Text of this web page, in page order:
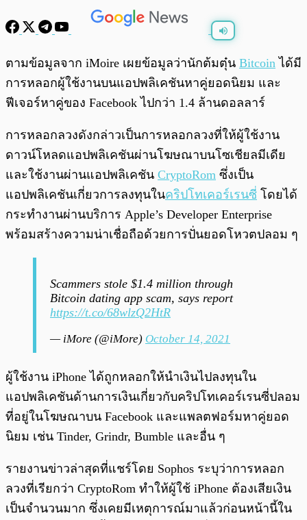
ตามข้อมูลจาก iMoire เผยข้อมูลว่านักต้มตุ๋น Bitcoin ได้มี
การหลอกผู้ใช้งานบนแอปพลิเคชันหาคู่ยอดนิยม และ
ฟีเจอร์หาคู่ของ Facebook ไปกว่า 1.4 ล้านดอลลาร์
การหลอกลวงดังกล่าวเป็นการหลอกลวงที่ให้ผู้ใช้งาน
ดาวน์โหลดแอปพลิเคชันผ่านโฆษณาบนโซเชียลมีเดีย
และใช้งานผ่านแอปพลิเคชัน CryptoRom ซึ่งเป็น
แอปพลิเคชันเกี่ยวการลงทุนในคริปโทเคอร์เรนซี่ โดยได้
กระทำงานผ่านบริการ Apple’s Developer Enterprise
พร้อมสร้างความน่าเชื่อถือด้วยการปั่นยอดโหวตปลอม ๆ
Scammers stole $1.4 million through
Bitcoin dating app scam, says report
https://t.co/68wlzQ2HtR
— iMore (@iMore) October 14, 2021
ผู้ใช้งาน iPhone ได้ถูกหลอกให้นำเงินไปลงทุนใน
แอปพลิเคชันด้านการเงินเกี่ยวกับคริปโทเคอร์เรนซี่ปลอม
ที่อยู่ในโฆษณาบน Facebook และแพลตฟอร์มหาคู่ยอด
นิยม เช่น Tinder, Grindr, Bumble และอื่น ๆ
รายงานข่าวล่าสุดที่แชร์โดย Sophos ระบุว่าการหลอก
ลวงที่เรียกว่า CryptoRom ทำให้ผู้ใช้ iPhone ต้องเสียเงิน
เป็นจำนวนมาก ซึ่งเคยมีเหตุการณ์มาแล้วก่อนหน้านี้ใน